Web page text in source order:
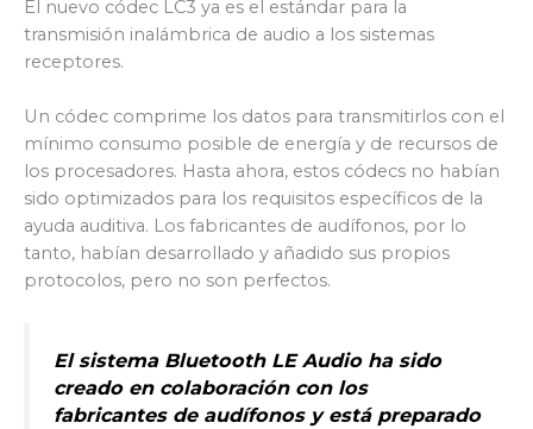
El nuevo códec LC3 ya es el estándar para la
transmisión inalámbrica de audio a los sistemas
receptores.
Un códec comprime los datos para transmitirlos con el
mínimo consumo posible de energía y de recursos de
los procesadores. Hasta ahora, estos códecs no habían
sido optimizados para los requisitos específicos de la
ayuda auditiva. Los fabricantes de audífonos, por lo
tanto, habían desarrollado y añadido sus propios
protocolos, pero no son perfectos.
El sistema Bluetooth LE Audio ha sido
creado en colaboración con los
fabricantes de audífonos y está preparado